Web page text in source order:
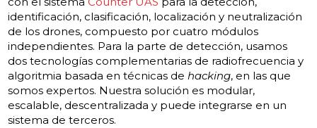
identificación, clasificación, localización y neutralización
de los drones, compuesto por cuatro módulos
independientes. Para la parte de detección, usamos
dos tecnologías complementarias de radiofrecuencia y
algoritmia basada en técnicas dehacking, en las que
somos expertos. Nuestra solución es modular,
escalable, descentralizada y puede integrarse en un
sistema de terceros.